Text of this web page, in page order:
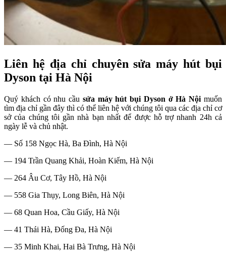
Liên hệ địa chỉ chuyên sửa máy hút bụi
Dyson tại Hà Nội
Quý khách có nhu cầu sửa máy hút bụi Dyson ở Hà Nội muốn
tìm địa chỉ gần đây thì có thể liên hệ với chúng tôi qua các địa chỉ cơ
sở của chúng tôi gần nhà bạn nhất để được hỗ trợ nhanh 24h cả
ngày lễ và chủ nhật.
— Số 158 Ngọc Hà, Ba Đình, Hà Nội
— 194 Trần Quang Khải, Hoàn Kiếm, Hà Nội
— 264 Âu Cơ, Tây Hồ, Hà Nội
— 558 Gia Thụy, Long Biên, Hà Nội
— 68 Quan Hoa, Cầu Giấy, Hà Nội
— 41 Thái Hà, Đống Đa, Hà Nội
— 35 Minh Khai, Hai Bà Trưng, Hà Nội